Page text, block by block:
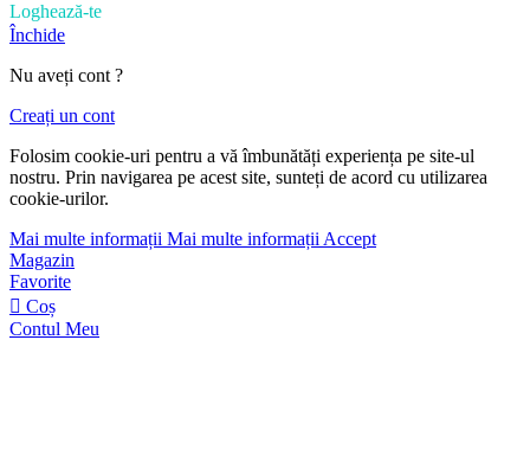
Loghează-te
Închide
Nu aveți cont ?
Creați un cont
Folosim cookie-uri pentru a vă îmbunătăți experiența pe site-ul
nostru. Prin navigarea pe acest site, sunteți de acord cu utilizarea
cookie-urilor.
Mai multe informații Mai multe informații Accept
Magazin
Favorite
Coș
Contul Meu